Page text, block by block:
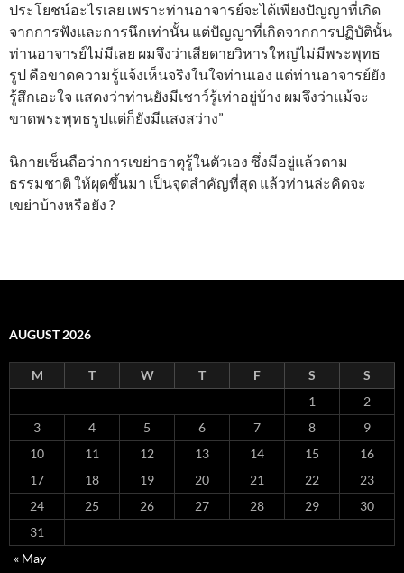
ประโยชน์อะไรเลย เพราะท่านอาจารย์จะได้เพียงปัญญาที่เกิด
จากการฟังและการนึกเท่านั้น แต่ปัญญาที่เกิดจากการปฏิบัตินั้น
ท่านอาจารย์ไม่มีเลย ผมจึงว่าเสียดายวิหารใหญ่ไม่มีพระพุทธ
รูป คือขาดความรู้แจ้งเห็นจริงในใจท่านเอง แต่ท่านอาจารย์ยัง
รู้สึกเอะใจ แสดงว่าท่านยังมีเชาว์รู้เท่าอยู่บ้าง ผมจึงว่าแม้จะ
ขาดพระพุทธรูปแต่ก็ยังมีแสงสว่าง”
นิกายเซ็นถือว่าการเขย่าธาตุรู้ในตัวเอง ซึ่งมีอยู่แล้วตาม
ธรรมชาติ ให้ผุดขึ้นมา เป็นจุดสำคัญที่สุด แล้วท่านล่ะคิดจะ
เขย่าบ้างหรือยัง ?
AUGUST 2026
M T W T F S
S
1
2
3
4 5 6 7 8
9
10
11 12 13 14 15
16
17
18 19 20 21 22
23
24
25 26 27 28 29
30
31
« May